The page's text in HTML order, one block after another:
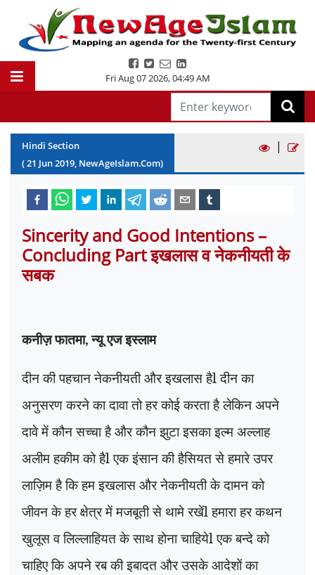
Fri Aug 07 2026,04:49 AM
Hindi Section
(21 Jun2019, NewAgeIslam.Com)
|
Sincerity and Good Intentions –
Concluding Part इखलास व नेकनीयती के
सबक
कनीज़ फातमा,न्यू एज इस्लाम
दीन की पहचान नेकनीयती और इखलास हैl दीन का
अनुसरण करने का दावा तो हर कोई करता है लेकिन अपने
दावे में कौन सच्चा है और कौन झुटा इसका इल्म अल्लाह
अलीम हकीम को हैl एक इंसान की हैसियत से हमारे उपर
लाज़िम है कि हम इखलास और नेकनीयती के दामन को
जीवन के हर क्षेत्र में मजबूती से थामे रखेंl हमारा हर कथन
खुलूस व लिल्लाहियत के साथ होना चाहियेl एक बन्दे को
चाहिए कि अपने रब की इबादत और उसके आदेशों का